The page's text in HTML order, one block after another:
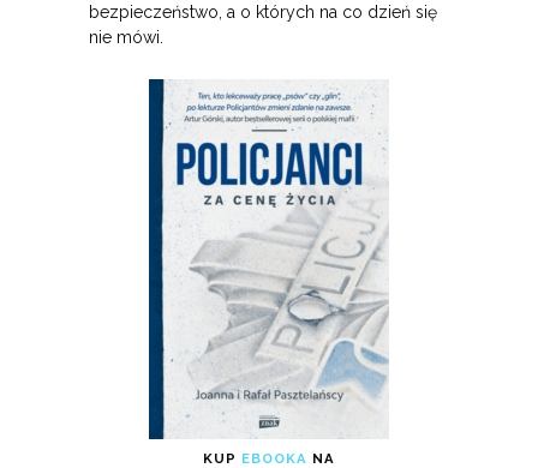
bezpieczeństwo, a o których na co dzień się
nie mówi.
KUP EBOOKA NA